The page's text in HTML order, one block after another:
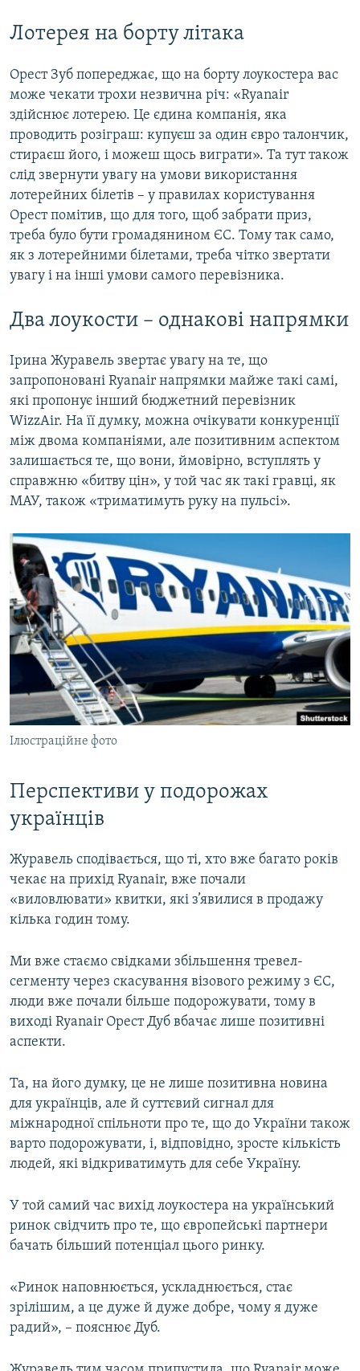
Лотерея на борту літака
Орест Зуб попереджає, що на борту лоукостера вас
може чекати трохи незвична річ: «Ryanair
здійснює лотерею. Це єдина компанія, яка
проводить розіграш: купуєш за один євро талончик,
стираєш його, і можеш щось виграти». Та тут також
слід звернути увагу на умови використання
лотерейних білетів – у правилах користування
Орест помітив, що для того, щоб забрати приз,
треба було бути громадянином ЄС. Тому так само,
як з лотерейними білетами, треба чітко звертати
увагу і на інші умови самого перевізника.
Два лоукости – однакові напрямки
Ірина Журавель звертає увагу на те, що
запропоновані Ryanair напрямки майже такі самі,
які пропонує інший бюджетний перевізник
WizzAir. На її думку, можна очікувати конкуренції
між двома компаніями, але позитивним аспектом
залишається те, що вони, ймовірно, вступлять у
справжню «битву цін», у той час як такі гравці, як
МАУ, також «триматимуть руку на пульсі».
Ілюстраційне фото
Перспективи у подорожах
українців
Журавель сподівається, що ті, хто вже багато років
чекає на прихід Ryanair, вже почали
«виловлювати» квитки, які з’явилися в продажу
кілька годин тому.
Ми вже стаємо свідками збільшення тревел-
сегменту через скасування візового режиму з ЄС,
люди вже почали більше подорожувати, тому в
виході Ryanair Орест Дуб вбачає лише позитивні
аспекти.
Та, на його думку, це не лише позитивна новина
для українців, але й суттєвий сигнал для
міжнародної спільноти про те, що до України також
варто подорожувати, і, відповідно, зросте кількість
людей, які відкриватимуть для себе Україну.
У той самий час вихід лоукостера на український
ринок свідчить про те, що європейські партнери
бачать більший потенціал цього ринку.
«Ринок наповнюється, ускладнюється, стає
зрілішим, а це дуже й дуже добре, чому я дуже
радий», – пояснює Дуб.